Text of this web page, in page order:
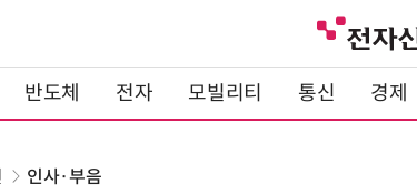
반도체 전자 모빌리티 통신 경제
인사·부음